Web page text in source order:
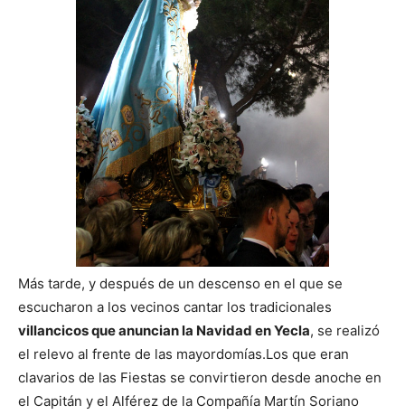
Más tarde, y después de un descenso en el que se
escucharon a los vecinos cantar los tradicionales
villancicos que anuncian la Navidad en Yecla, se realizó
el relevo al frente de las mayordomías.Los que eran
clavarios de las Fiestas se convirtieron desde anoche en
el Capitán y el Alférez de la Compañía Martín Soriano